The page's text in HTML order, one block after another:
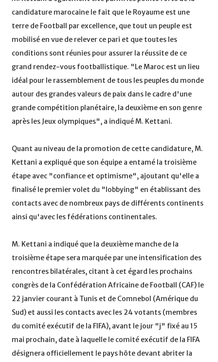
candidature marocaine le fait que le Royaume est une
terre de Football par excellence, que tout un peuple est
mobilisé en vue de relever ce pari et que toutes les
conditions sont réunies pour assurer la réussite de ce
grand rendez-vous footballistique. "Le Maroc est un lieu
idéal pour le rassemblement de tous les peuples du monde
autour des grandes valeurs de paix dans le cadre d'une
grande compétition planétaire, la deuxième en son genre
après les Jeux olympiques", a indiqué M. Kettani.
Quant au niveau de la promotion de cette candidature, M.
Kettani a expliqué que son équipe a entamé la troisième
étape avec "confiance et optimisme", ajoutant qu'elle a
finalisé le premier volet du "lobbying" en établissant des
contacts avec de nombreux pays de différents continents
ainsi qu'avec les fédérations continentales.
M. Kettani a indiqué que la deuxième manche de la
troisième étape sera marquée par une intensification des
rencontres bilatérales, citant à cet égard les prochains
congrès de la Confédération Africaine de Football (CAF) le
22 janvier courant à Tunis et de Comnebol (Amérique du
Sud) et aussi les contacts avec les 24 votants (membres
du comité exécutif de la FIFA), avant le jour "j" fixé au 15
mai prochain, date à laquelle le comité exécutif de la FIFA
désignera officiellement le pays hôte devant abriter la